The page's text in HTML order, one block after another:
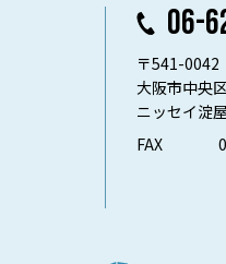
06-
〒541-0042
大阪市中央
ニッセイ淀
FAX